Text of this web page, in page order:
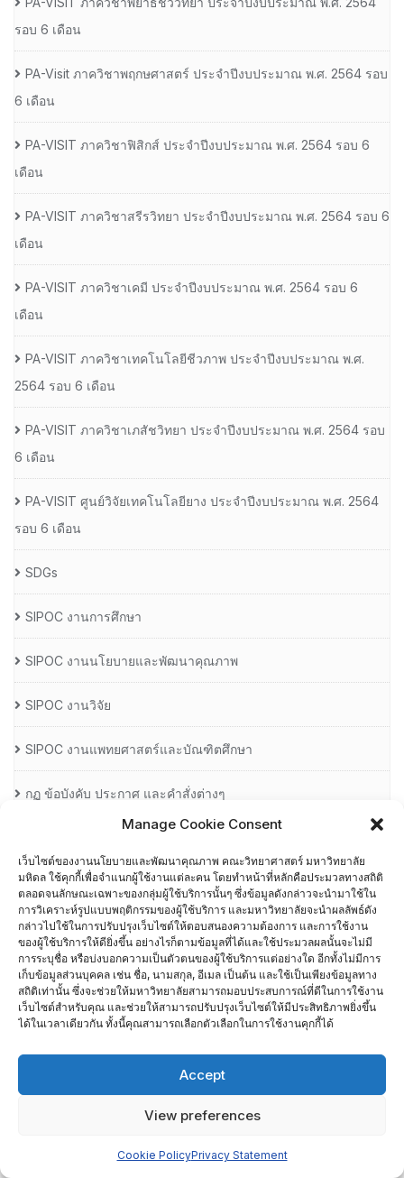
Manage Cookie Consent
เว็บไซต์ของงานนโยบายและพัฒนาคุณภาพ คณะวิทยาศาสตร์ มหาวิทยาลัย
มหิดล ใช้คุกกี้เพื่อจำแนกผู้ใช้งานแต่ละคน โดยทำหน้าที่หลักคือประมวลทางสถิติ
ตลอดจนลักษณะเฉพาะของกลุ่มผู้ใช้บริการนั้นๆ ซึ่งข้อมูลดังกล่าวจะนำมาใช้ใน
การวิเคราะห์รูปแบบพฤติกรรมของผู้ใช้บริการ และมหาวิทยาลัยจะนำผลลัพธ์ดัง
กล่าวไปใช้ในการปรับปรุงเว็บไซต์ให้ตอบสนองความต้องการ และการใช้งาน
ของผู้ใช้บริการให้ดียิ่งขึ้น อย่างไรก็ตามข้อมูลที่ได้และใช้ประมวลผลนั้นจะไม่มี
การระบุชื่อ หรือบ่งบอกความเป็นตัวตนของผู้ใช้บริการแต่อย่างใด อีกทั้งไม่มีการ
เก็บข้อมูลส่วนบุคคล เช่น ชื่อ, นามสกุล, อีเมล เป็นต้น และใช้เป็นเพียงข้อมูลทาง
สถิติเท่านั้น ซึ่งจะช่วยให้มหาวิทยาลัยสามารถมอบประสบการณ์ที่ดีในการใช้งาน
เว็บไซต์สำหรับคุณ และช่วยให้สามารถปรับปรุงเว็บไซต์ให้มีประสิทธิภาพยิ่งขึ้น
ได้ในเวลาเดียวกัน ทั้งนี้คุณสามารถเลือกตัวเลือกในการใช้งานคุกกี้ได้
Accept
View preferences
Cookie PolicyPrivacy Statement
รอบ 6 เดือน
PA-Visit ภาควิชาพฤกษศาสตร์ ประจำปีงบประมาณ พ.ศ. 2564 รอบ
6 เดือน
PA-VISIT ภาควิชาฟิสิกส์ ประจำปีงบประมาณ พ.ศ. 2564 รอบ 6
เดือน
PA-VISIT ภาควิชาสรีรวิทยา ประจำปีงบประมาณ พ.ศ. 2564 รอบ 6
เดือน
PA-VISIT ภาควิชาเคมี ประจำปีงบประมาณ พ.ศ. 2564 รอบ 6
เดือน
PA-VISIT ภาควิชาเทคโนโลยีชีวภาพ ประจำปีงบประมาณ พ.ศ.
2564 รอบ 6 เดือน
PA-VISIT ภาควิชาเภสัชวิทยา ประจำปีงบประมาณ พ.ศ. 2564 รอบ
6 เดือน
PA-VISIT ศูนย์วิจัยเทคโนโลยียาง ประจำปีงบประมาณ พ.ศ. 2564
รอบ 6 เดือน
SDGs
SIPOC งานการศึกษา
SIPOC งานนโยบายและพัฒนาคุณภาพ
SIPOC งานวิจัย
SIPOC งานแพทยศาสตร์และบัณฑิตศึกษา
กฏ ข้อบังคับ ประกาศ และคำสั่งต่างๆ
กระบวนการทำงาน SIPOC ของสำนักงานคณบดี
กลุ่ม 1 การนำองค์กร
กลุ่ม 2 กลยุทธ์
กลุ่ม 3 ลูกค้า
กลุ่ม 4 การวัด การวิเคราะห์ และการจัดการความรู้